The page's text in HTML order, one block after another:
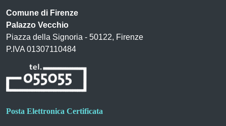
Comune di Firenze
Palazzo Vecchio
Piazza della Signoria - 50122, Firenze
P.IVA 01307110484
Posta Elettronica Certificata